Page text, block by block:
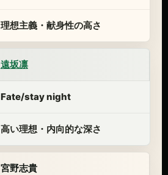
理想主義・献身性の高さ
遠坂凛
Fate/stay night
高い理想・内向的な深さ
宮野志貴